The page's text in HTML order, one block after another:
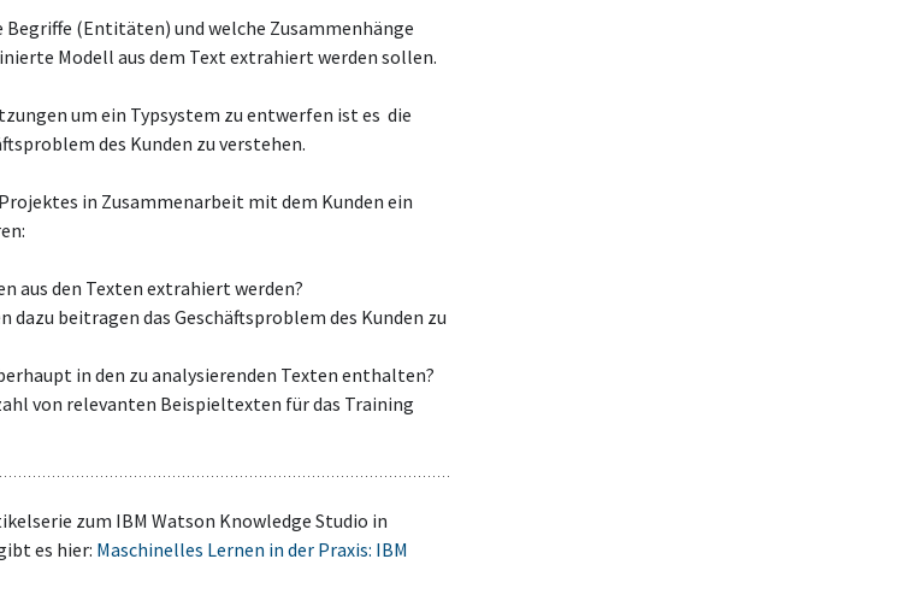
Begriffe (Entitäten) und welche Zusammenhänge
Modell aus dem Text extrahiert werden sollen.
um ein Typsystem zu entwerfen ist es die
des Kunden zu verstehen.
in Zusammenarbeit mit dem Kunden ein
aus den Texten extrahiert werden?
beitragen das Geschäftsproblem des Kunden zu
in den zu analysierenden Texten enthalten?
von relevanten Beispieltexten für das Training
zum IBM Watson Knowledge Studio in
es hier: Maschinelles Lernen in der Praxis: IBM